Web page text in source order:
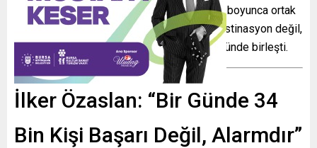
uzmanları ve köy sakinleri yer aldı. Toplantı boyunca ortak
görüş, Cumalıkızık’ın “sadece turistik bir destinasyon değil,
yaşayan bir kültürel miras alanı” olduğu yönünde birleşti.
İlker Özaslan: “Bir Günde 34
Bin Kişi Başarı Değil, Alarmdır”